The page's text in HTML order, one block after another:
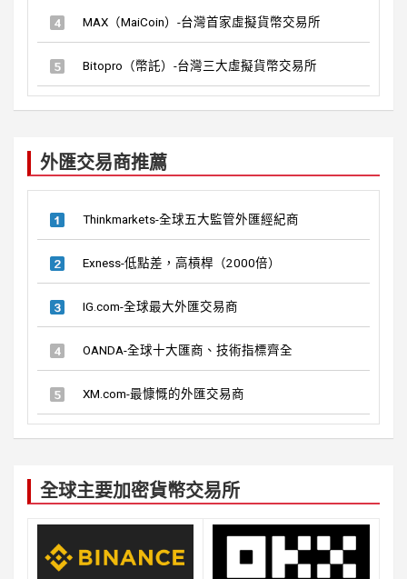
MAX（MaiCoin）-台灣首家虛擬貨幣交易所
Bitopro（幣託）-台灣三大虛擬貨幣交易所
外匯交易商推薦
Thinkmarkets-全球五大監管外匯經紀商
Exness-低點差，高槓桿（2000倍）
IG.com-全球最大外匯交易商
OANDA-全球十大匯商、技術指標齊全
XM.com-最慷慨的外匯交易商
全球主要加密貨幣交易所